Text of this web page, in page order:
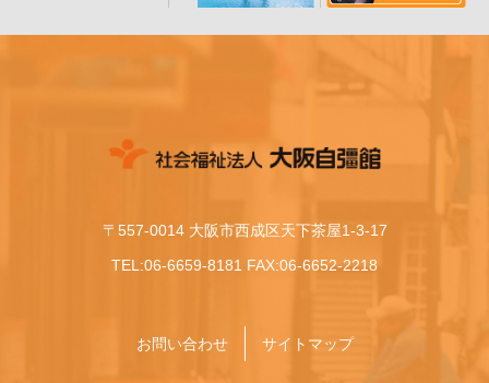
〒557-0014 大阪市西成区天下茶屋1-3-17
TEL:06-6659-8181 FAX:06-6652-2218
お問い合わせ サイトマップ